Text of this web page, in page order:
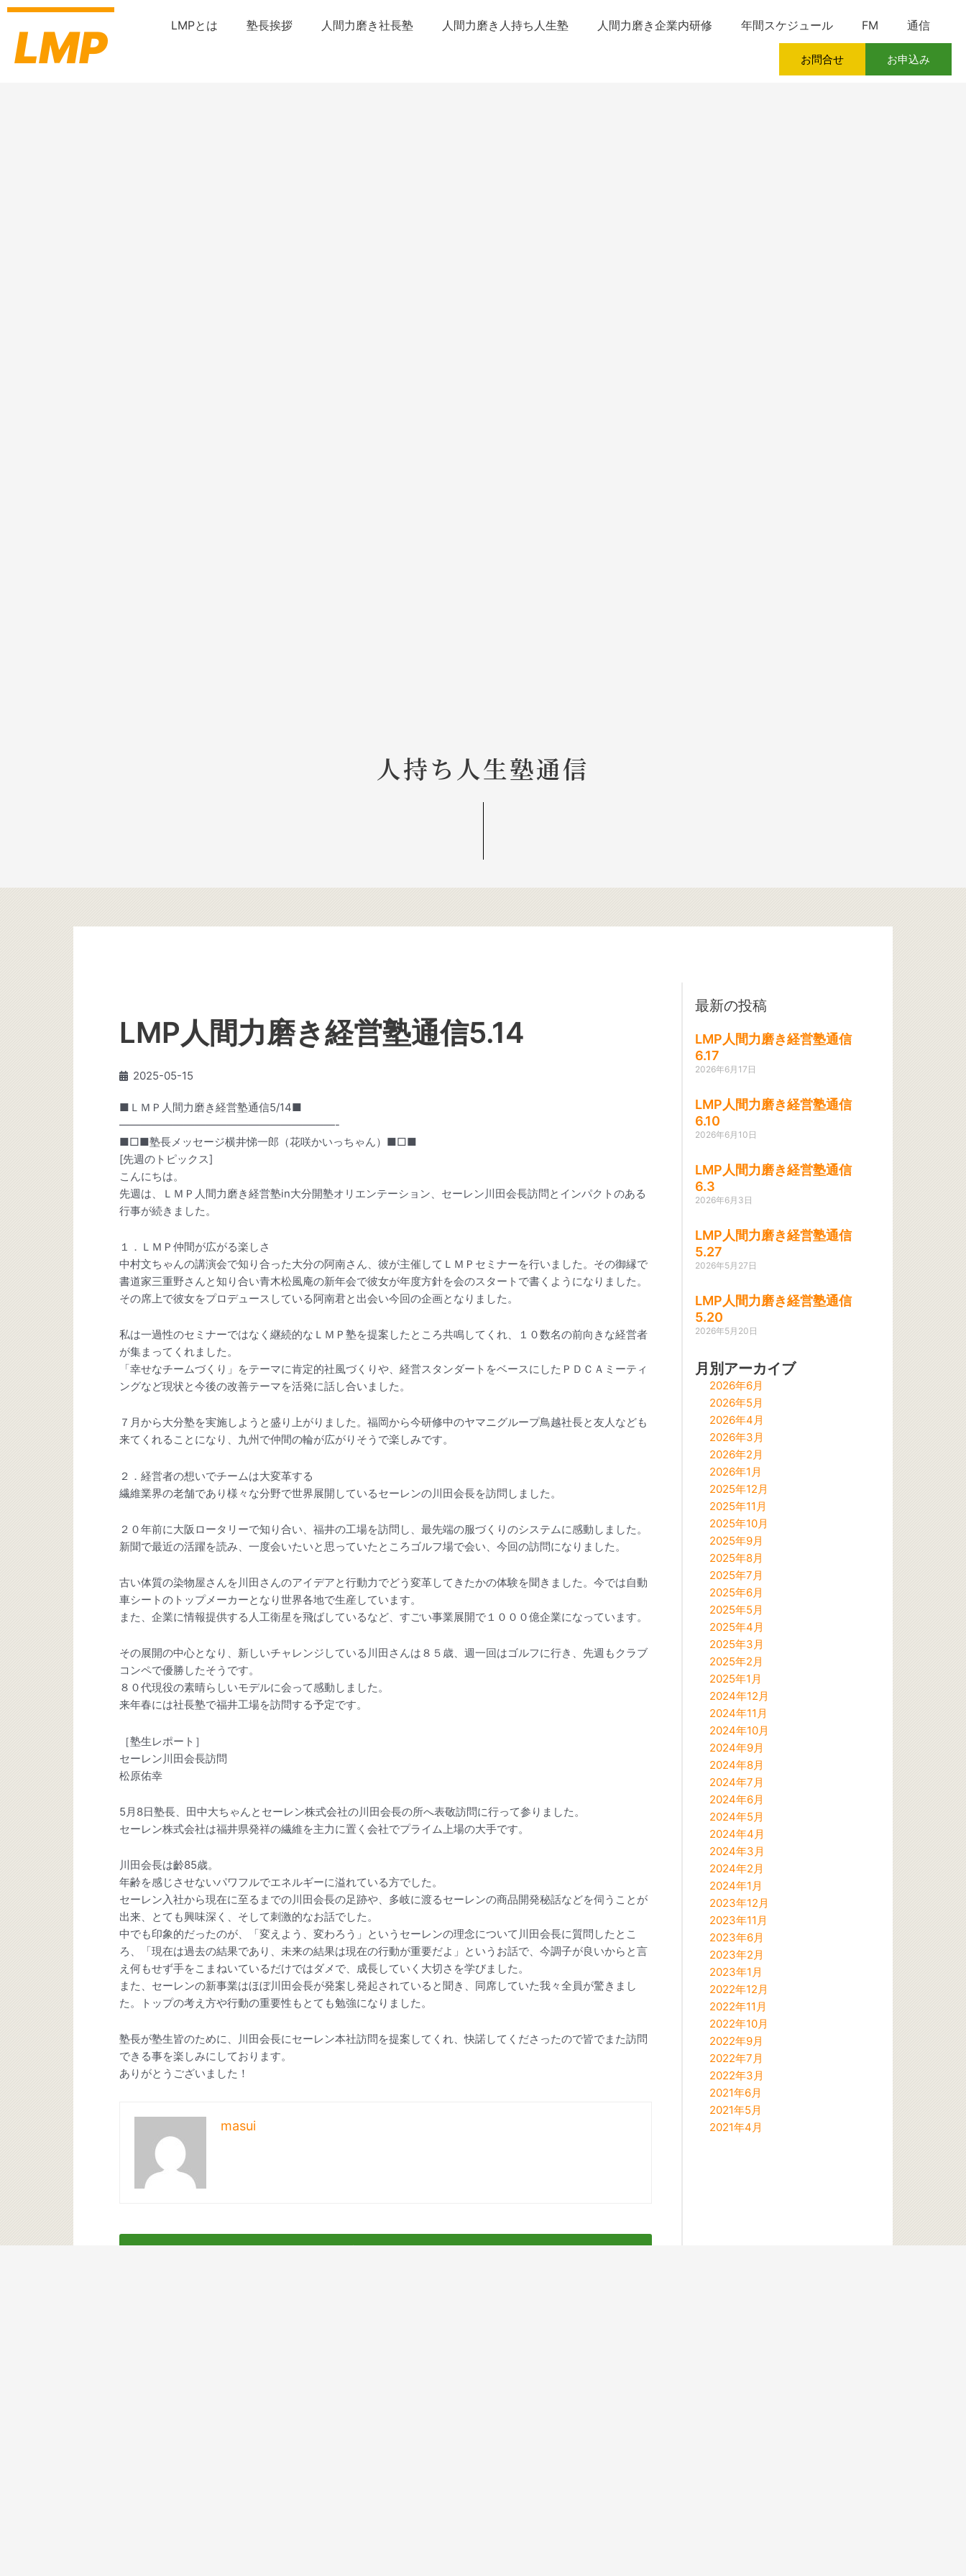
内
LMP LMPとは 塾長挨拶 人間力磨き社長塾 人間力磨き人持ち人生塾 人間力磨き企業内研修 年間スケジュール FM 通信
お問合せ お申込み
人持ち人生塾通信
LMP人間力磨き経営塾通信5.14
2025-05-15
■ＬＭＰ人間力磨き経営塾通信5/14■
————————————————————-
■□■塾長メッセージ横井悌一郎（花咲かいっちゃん）■□■
[先週のトピックス]
こんにちは。
先週は、ＬＭＰ人間力磨き経営塾in大分開塾オリエンテーション、セーレン川田会長訪問とインパクトのある
行事が続きました。
１．ＬＭＰ仲間が広がる楽しさ
中村文ちゃんの講演会で知り合った大分の阿南さん、彼が主催してＬＭＰセミナーを行いました。その御縁で
書道家三重野さんと知り合い青木松風庵の新年会で彼女が年度方針を会のスタートで書くようになりました。
その席上で彼女をプロデュースしている阿南君と出会い今回の企画となりました。
私は一過性のセミナーではなく継続的なＬＭＰ塾を提案したところ共鳴してくれ、１０数名の前向きな経営者
が集まってくれました。
「幸せなチームづくり」をテーマに肯定的社風づくりや、経営スタンダートをベースにしたＰＤＣＡミーティ
ングなど現状と今後の改善テーマを活発に話し合いました。
７月から大分塾を実施しようと盛り上がりました。福岡から今研修中のヤマニグループ鳥越社長と友人なども
来てくれることになり、九州で仲間の輪が広がりそうで楽しみです。
２．経営者の想いでチームは大変革する
繊維業界の老舗であり様々な分野で世界展開しているセーレンの川田会長を訪問しました。
２０年前に大阪ロータリーで知り合い、福井の工場を訪問し、最先端の服づくりのシステムに感動しました。
新聞で最近の活躍を読み、一度会いたいと思っていたところゴルフ場で会い、今回の訪問になりました。
古い体質の染物屋さんを川田さんのアイデアと行動力でどう変革してきたかの体験を聞きました。今では自動
車シートのトップメーカーとなり世界各地で生産しています。
また、企業に情報提供する人工衛星を飛ばしているなど、すごい事業展開で１０００億企業になっています。
その展開の中心となり、新しいチャレンジしている川田さんは８５歳、週一回はゴルフに行き、先週もクラブ
コンペで優勝したそうです。
８０代現役の素晴らしいモデルに会って感動しました。
来年春には社長塾で福井工場を訪問する予定です。
［塾生レポート］
セーレン川田会長訪問
松原佑幸
5月8日塾長、田中大ちゃんとセーレン株式会社の川田会長の所へ表敬訪問に行って参りました。
セーレン株式会社は福井県発祥の繊維を主力に置く会社でプライム上場の大手です。
川田会長は齡85歳。
年齢を感じさせないパワフルでエネルギーに溢れている方でした。
セーレン入社から現在に至るまでの川田会長の足跡や、多岐に渡るセーレンの商品開発秘話などを伺うことが
出来、とても興味深く、そして刺激的なお話でした。
中でも印象的だったのが、「変えよう、変わろう」というセーレンの理念について川田会長に質問したとこ
ろ、「現在は過去の結果であり、未来の結果は現在の行動が重要だよ」というお話で、今調子が良いからと言
え何もせず手をこまねいているだけではダメで、成長していく大切さを学びました。
また、セーレンの新事業はほぼ川田会長が発案し発起されていると聞き、同席していた我々全員が驚きまし
た。トップの考え方や行動の重要性もとても勉強になりました。
塾長が塾生皆のために、川田会長にセーレン本社訪問を提案してくれ、快諾してくださったので皆でまた訪問
できる事を楽しみにしております。
ありがとうございました！
masui
一覧へもどる
最新の投稿
LMP人間力磨き経営塾通信
6.17
2026年6月17日
LMP人間力磨き経営塾通信
6.10
2026年6月10日
LMP人間力磨き経営塾通信
6.3
2026年6月3日
LMP人間力磨き経営塾通信
5.27
2026年5月27日
LMP人間力磨き経営塾通信
5.20
2026年5月20日
月別アーカイブ
2026年6月
2026年5月
2026年4月
2026年3月
2026年2月
2026年1月
2025年12月
2025年11月
2025年10月
2025年9月
2025年8月
2025年7月
2025年6月
2025年5月
2025年4月
2025年3月
2025年2月
2025年1月
2024年12月
2024年11月
2024年10月
2024年9月
2024年8月
2024年7月
2024年6月
2024年5月
2024年4月
2024年3月
2024年2月
2024年1月
2023年12月
2023年11月
2023年6月
2023年2月
2023年1月
2022年12月
2022年11月
2022年10月
2022年9月
2022年7月
2022年3月
2021年6月
2021年5月
2021年4月